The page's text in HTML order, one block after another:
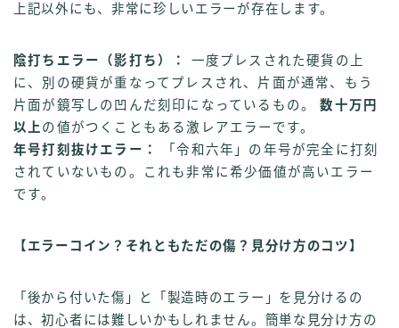
上記以外にも、非常に珍しいエラーが存在します。
陰打ちエラー（影打ち）：
一度プレスされた硬貨の上
に、別の硬貨が重なってプレスされ、片面が通常、もう
片面が鏡写しの凹んだ刻印になっているもの。数十万円
以上 の値がつくこともある激レアエラーです。
年号打刻抜けエラー：
「令和六年」の年号が完全に打刻
されていないもの。これも非常に希少価値が高いエラー
です。
【エラーコイン？それともただの傷？見分け方のコツ】
「後から付いた傷」と「製造時のエラー」を見分けるの
は、初心者には難しいかもしれません。簡単な見分け方の